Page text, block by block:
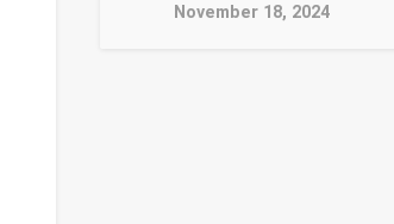
November 18, 2024